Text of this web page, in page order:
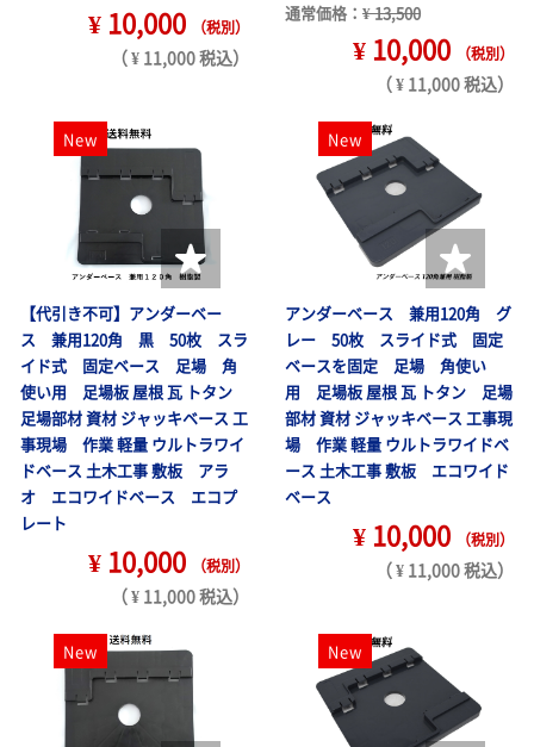
¥ 10,000 （税別）
（ ¥ 11,000 税込）
通常価格： ¥ 13,500
¥ 10,000 （税別）
（ ¥ 11,000 税込）
New
【代引き不可】アンダーベー
ス 兼用120角 黒 50枚 スラ
イド式 固定ベース 足場 角
使い用 足場板 屋根 瓦 トタン
足場部材 資材 ジャッキベース 工
事現場 作業 軽量 ウルトラワイ
ドベース 土木工事 敷板 アラ
オ エコワイドベース エコプ
レート
¥ 10,000 （税別）
（ ¥ 11,000 税込）
New
アンダーベース 兼用120角 グ
レー 50枚 スライド式 固定
ベースを固定 足場 角使い
用 足場板 屋根 瓦 トタン 足場
部材 資材 ジャッキベース 工事現
場 作業 軽量 ウルトラワイドベ
ース 土木工事 敷板 エコワイド
ベース
¥ 10,000 （税別）
（ ¥ 11,000 税込）
New New